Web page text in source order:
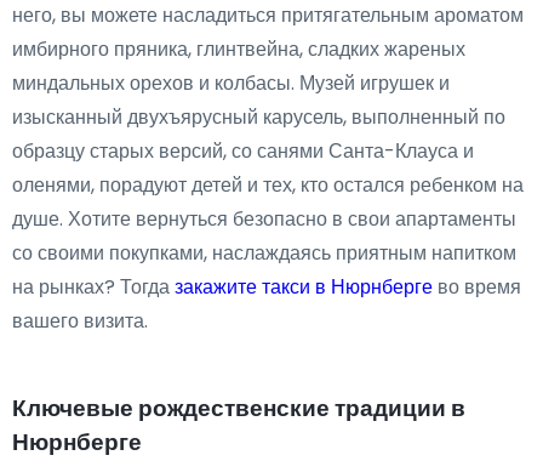
него, вы можете насладиться притягательным ароматом
имбирного пряника, глинтвейна, сладких жареных
миндальных орехов и колбасы. Музей игрушек и
изысканный двухъярусный карусель, выполненный по
образцу старых версий, со санями Санта-Клауса и
оленями, порадуют детей и тех, кто остался ребенком на
душе. Хотите вернуться безопасно в свои апартаменты
со своими покупками, наслаждаясь приятным напитком
на рынках? Тогдазакажите такси в Нюрнберге во время
вашего визита.
Ключевые рождественские традиции в
Нюрнберге